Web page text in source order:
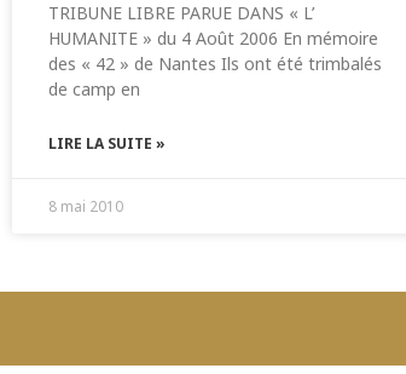
TRIBUNE LIBRE PARUE DANS « L’
HUMANITE » du 4 Août 2006 En mémoire
des « 42 » de Nantes Ils ont été trimbalés
de camp en
LIRE LA SUITE »
8 mai 2010